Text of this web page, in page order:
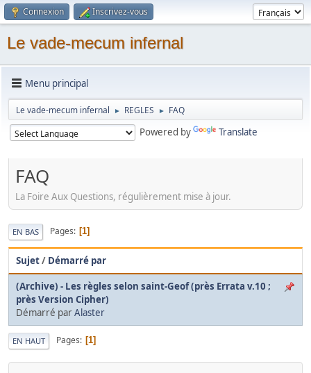
Connexion Inscrivez-vous
Le vade-mecum infernal
Menu principal
Le vade-mecum infernal ► REGLES ► FAQ
Powered by Translate
FAQ
La Foire Aux Questions, régulièrement mise à jour.
EN BAS Pages 1
Sujet/ Démarré par
(Archive) - Les règles selon saint-Geof (près Errata v.10 ;
près Version Cipher)
Démarré parAlaster
EN HAUT Pages 1